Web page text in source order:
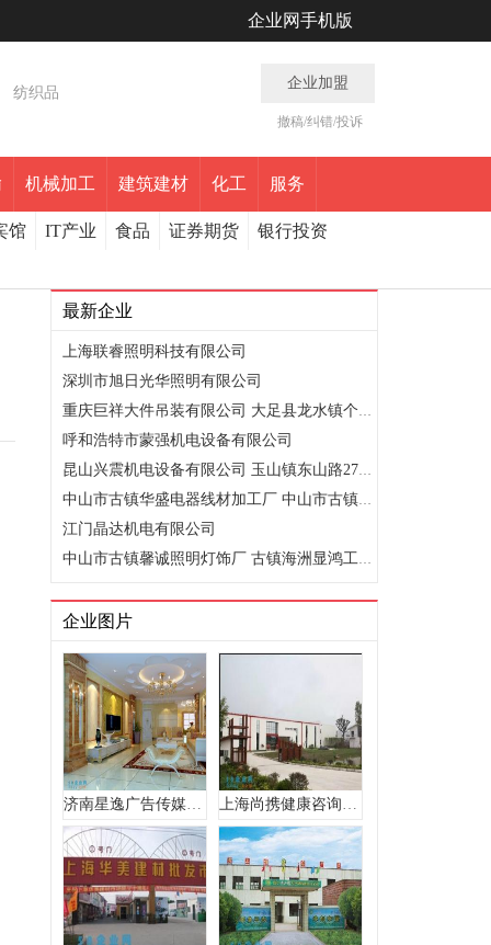
企业网手机版
企业加盟
撤稿/纠错/投诉
纺织品
机械加工 建筑建材 化工 服务
馆 IT产业 食品 证券期货 银行投资
最新企业
上海联睿照明科技有限公司
深圳市旭日光华照明有限公司
重庆巨祥大件吊装有限公司 大足县龙水镇个体开发区八幢2单元
呼和浩特市蒙强机电设备有限公司
昆山兴震机电设备有限公司 玉山镇东山路275号
中山市古镇华盛电器线材加工厂 中山市古镇文兴路一号
江门晶达机电有限公司
中山市古镇馨诚照明灯饰厂 古镇海洲显鸿工业区
企业图片
济南星逸广告传媒有限公司 济南市天桥区天成路66号201室 上海尚携健康咨询有限公司 上海市 嘉定工业区洪德路1265号4幢..